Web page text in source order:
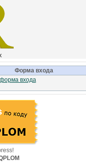
Форма входа
входа